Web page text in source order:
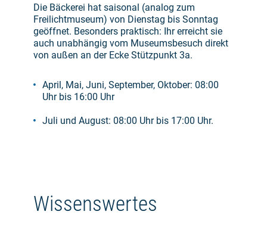
Die Bäckerei hat saisonal (analog zum
Freilichtmuseum) von Dienstag bis Sonntag
geöffnet. Besonders praktisch: Ihr erreicht sie
auch unabhängig vom Museumsbesuch direkt
von außen an der Ecke Stützpunkt 3a.
April, Mai, Juni, September, Oktober: 08:00
Uhr bis 16:00 Uhr
Juli und August: 08:00 Uhr bis 17:00 Uhr.
Wissenswertes